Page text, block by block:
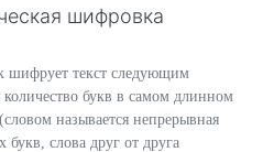
шифровка
шифрует текст следующим
количество букв в самом длинном
(словом называется непрерывная
букв, слова друг от друга